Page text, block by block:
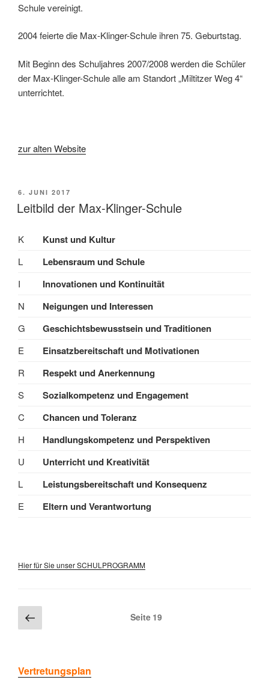
Schule vereinigt.
2004 feierte die Max-Klinger-Schule ihren 75. Geburtstag.
Mit Beginn des Schuljahres 2007/2008 werden die Schüler
der Max-Klinger-Schule alle am Standort „Miltitzer Weg 4“
unterrichtet.
zur alten Website
VERÖFFENTLICHT
AM
6. JUNI 2017
Leitbild der Max-Klinger-Schule
K Kunst und Kultur
L Lebensraum und Schule
I Innovationen und Kontinuität
N Neigungen und Interessen
G Geschichtsbewusstsein und Traditionen
E Einsatzbereitschaft und Motivationen
R Respekt und Anerkennung
S Sozialkompetenz und Engagement
C Chancen und Toleranz
H Handlungskompetenz und Perspektiven
U Unterricht und Kreativität
L Leistungsbereitschaft und Konsequenz
E Eltern und Verantwortung
Hier für Sie unser SCHULPROGRAMM
Seitennummerierung
der
Vorherige
Seite
Seite 19
Vertretungsplan